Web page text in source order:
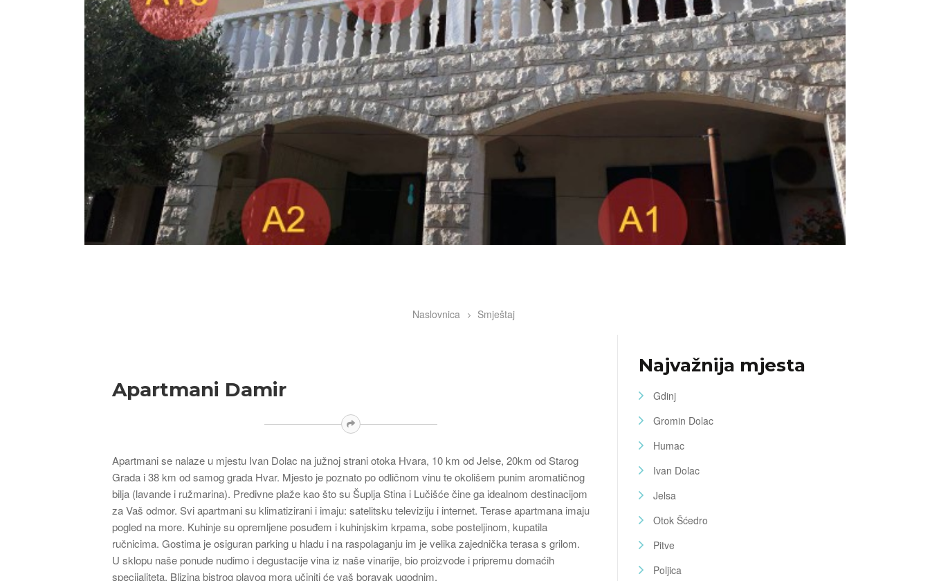
Naslovnica Smještaj
Apartmani Damir
Apartmani se nalaze u mjestu Ivan Dolac na južnoj strani otoka Hvara, 10 km od Jelse, 20km od Starog
Grada i 38 km od samog grada Hvar. Mjesto je poznato po odličnom vinu te okolišem punim aromatičnog
bilja (lavande i ružmarina). Predivne plaže kao što su Šuplja Stina i Lučišće čine ga idealnom destinacijom
za Vaš odmor. Svi apartmani su klimatizirani i imaju: satelitsku televiziju i internet. Terase apartmana imaju
pogled na more. Kuhinje su opremljene posuđem i kuhinjskim krpama, sobe posteljinom, kupatila
ručnicima. Gostima je osiguran parking u hladu i na raspolaganju im je velika zajednička terasa s grilom.
U sklopu naše ponude nudimo i degustacije vina iz naše vinarije, bio proizvode i pripremu domaćih
specijaliteta. Blizina bistrog plavog mora učiniti će vaš boravak ugodnim.
Najvažnija mjesta
Gdinj
Gromin Dolac
Humac
Ivan Dolac
Jelsa
Otok Šćedro
Pitve
Poljica